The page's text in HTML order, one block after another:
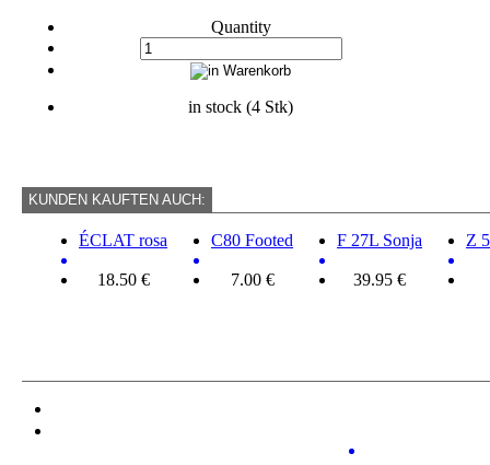
Quantity
in stock (4 Stk)
KUNDEN KAUFTEN AUCH:
ÉCLAT rosa
18.50 €
C80 Footed
7.00 €
F 27L Sonja
39.95 €
Z